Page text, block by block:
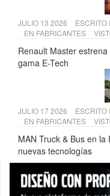
JULIO 13 2026 ESCRITO
EN FABRICANTES
Renault Master
gama E-Tech
JULIO 17 2026 ESCRITO
EN FABRICANTES
MAN Truck & Bus en
nuevas tecnologías